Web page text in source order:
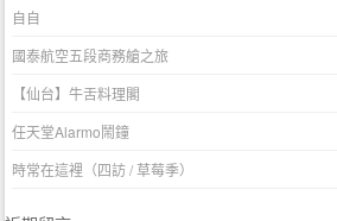
自自
國泰航空五段商務艙之旅
【仙台】牛舌料理閣
任天堂Alarmo鬧鐘
時常在這裡（四訪 / 草莓季）